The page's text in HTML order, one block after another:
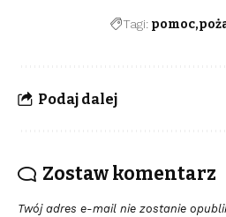
Tagi: pomoc
Podaj dalej
Zostaw komentarz
Twój adres e-mail nie zostanie